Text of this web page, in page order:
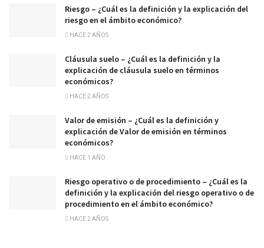
Riesgo – ¿Cuál es la definición y la explicación del
riesgo en el ámbito económico?
HACE 2 AÑOS
Cláusula suelo – ¿Cuál es la definición y la
explicación de cláusula suelo en términos
económicos?
HACE 2 AÑOS
Valor de emisión – ¿Cuál es la definición y
explicación de Valor de emisión en términos
económicos?
HACE 1 AÑO
Riesgo operativo o de procedimiento – ¿Cuál es la
definición y la explicación del riesgo operativo o de
procedimiento en el ámbito económico?
HACE 2 AÑOS